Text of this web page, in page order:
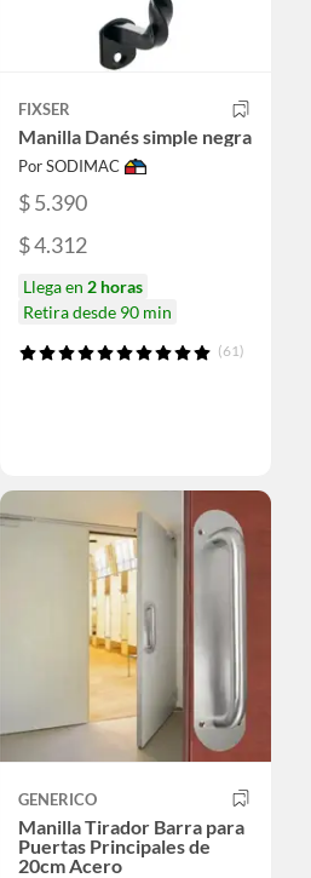
FIXSER
Manilla Danés simple negra
Por SODIMAC
$ 5.390
$ 4.312
Llega en 2 horas
Retira desde 90 min
(61)
GENERICO
Manilla Tirador Barra para
Puertas Principales de
20cm Acero